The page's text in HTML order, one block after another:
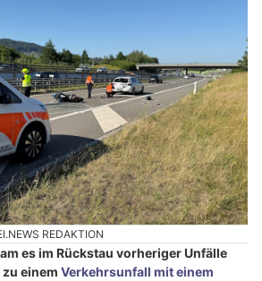
REDAKTION
es im Rückstau vorheriger Unfälle
einem Verkehrsunfall mit einem